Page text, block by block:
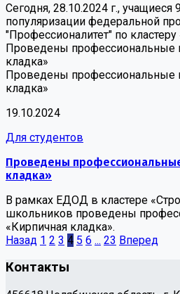
Сегодня, 28.10.2024 г., учащиеся
популяризации федеральной
"Профессионалитет" по кластеру
Проведены профессиональные
кладка»
Проведены профессиональные
кладка»
19.10.2024
Для студентов
Проведены
кладка»
В рамках ЕДОД в кластере
школьников проведены
«Кирпичная кладка».
Назад 1 2 3 4 5 6 ... 23 Вперед
Контакты